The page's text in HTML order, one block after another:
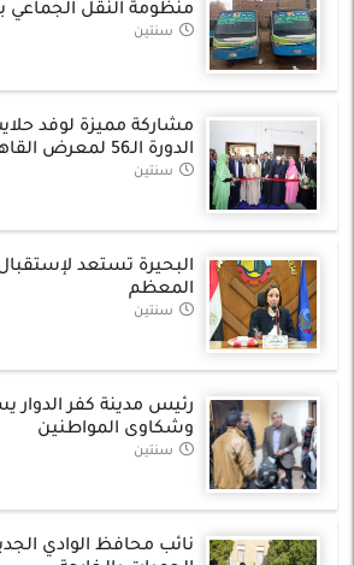
منظومة النقل الجماعي
سنتين
مشاركة مميزة لوفد
الدورة الـ56 لمعرض القاهرة الدولي للكتاب
سنتين
البحيرة تستعد
المعظم
سنتين
رئيس مدينة كفر الدوار
وشكاوى المواطنين
سنتين
نائب محافظ الوادي